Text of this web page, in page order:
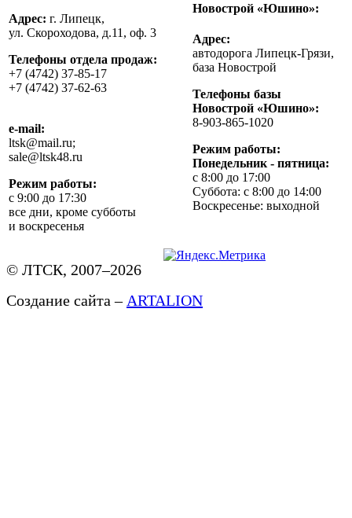
Адрес: г. Липецк,
ул. Скороходова, д.11, оф. 3
Телефоны отдела продаж:
+7 (4742) 37-85-17
+7 (4742) 37-62-63
e-mail:
ltsk@mail.ru;
sale@ltsk48.ru
Режим работы:
с 9:00 до 17:30
все дни, кроме субботы
и воскресенья
Новострой «Юшино»:
Адрес:
автодорога Липецк-Грязи,
база Новострой
Телефоны базы
Новострой «Юшино»:
8-903-865-1020
Режим работы:
Понедельник - пятница:
с 8:00 до 17:00
Суббота: с 8:00 до 14:00
Воскресенье: выходной
© ЛТСК, 2007–2026
Создание сайта – ARTALION